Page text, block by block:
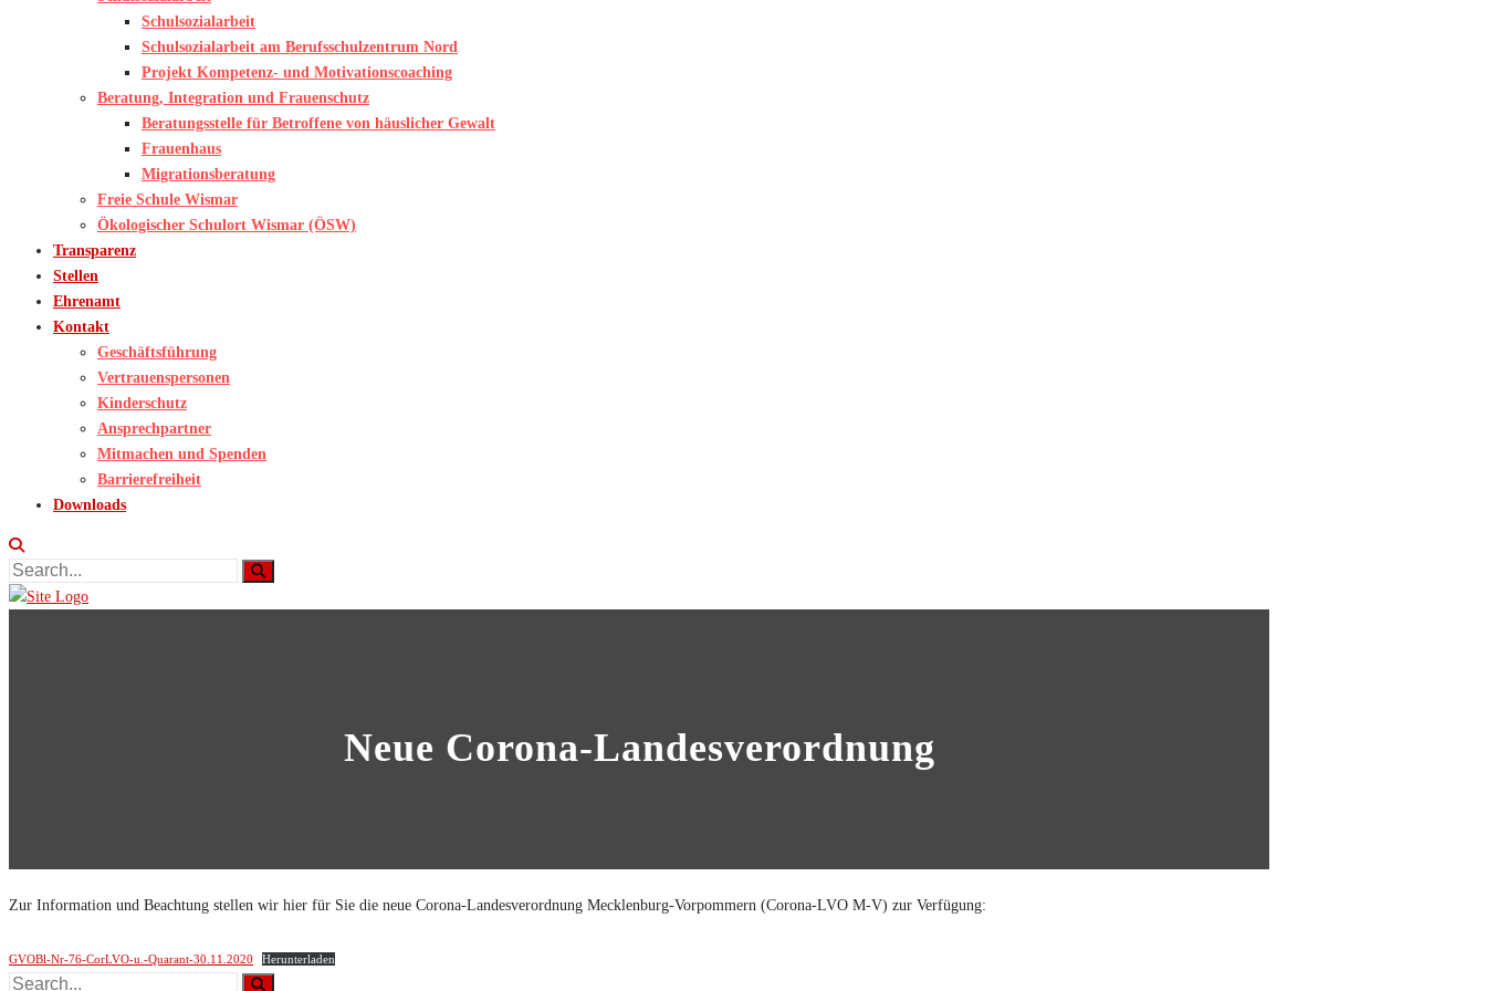
Schulsozialarbeit
Schulsozialarbeit am Berufsschulzentrum Nord
Projekt Kompetenz- und Motivationscoaching
Beratung, Integration und Frauenschutz
Beratungsstelle für Betroffene von häuslicher Gewalt
Frauenhaus
Migrationsberatung
Freie Schule Wismar
Ökologischer Schulort Wismar (ÖSW)
Transparenz
Stellen
Ehrenamt
Kontakt
Geschäftsführung
Vertrauenspersonen
Kinderschutz
Ansprechpartner
Mitmachen und Spenden
Barrierefreiheit
Downloads
Neue Corona-Landesverordnung
Zur Information und Beachtung stellen wir hier für Sie die neue Corona-Landesverordnung Mecklenburg-Vorpommern (Corona-LVO M-V) zur Verfügung:
GVOBl-Nr-76-CorLVO-u.-Quarant-30.11.2020 Herunterladen